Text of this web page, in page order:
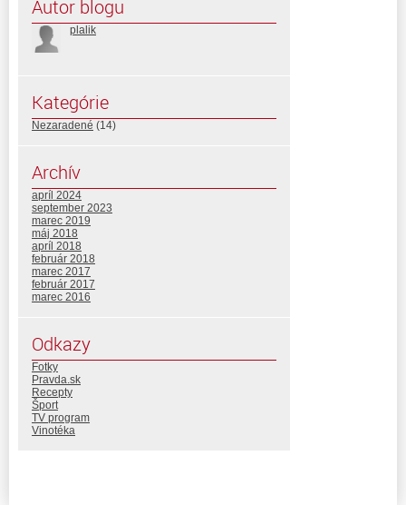
Autor blogu
plalik
Kategórie
Nezaradené (14)
Archív
apríl 2024
september 2023
marec 2019
máj 2018
apríl 2018
február 2018
marec 2017
február 2017
marec 2016
Odkazy
Fotky
Pravda.sk
Recepty
Šport
TV program
Vinotéka